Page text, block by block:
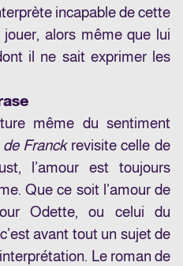
incapable de cette
alors même que lui
il ne sait exprimer les
même du sentiment
Franckrevisite celle de
l’amour est toujours
Que ce soit l’amour de
Odette, ou celui du
avant tout un sujet de
Le roman de